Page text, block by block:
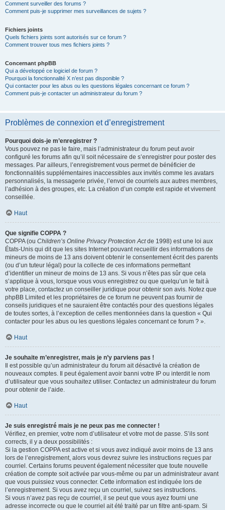
Comment surveiller des forums ?
Comment puis-je supprimer mes surveillances de sujets ?
Fichiers joints
Quels fichiers joints sont autorisés sur ce forum ?
Comment trouver tous mes fichiers joints ?
Concernant phpBB
Qui a développé ce logiciel de forum ?
Pourquoi la fonctionnalité X n’est pas disponible ?
Qui contacter pour les abus ou les questions légales concernant ce forum ?
Comment puis-je contacter un administrateur du forum ?
Problèmes de connexion et d’enregistrement
Pourquoi dois-je m’enregistrer ?
Vous pouvez ne pas le faire, mais l’administrateur du forum peut avoir
configuré les forums afin qu’il soit nécessaire de s’enregistrer pour poster des
messages. Par ailleurs, l’enregistrement vous permet de bénéficier de
fonctionnalités supplémentaires inaccessibles aux invités comme les avatars
personnalisés, la messagerie privée, l’envoi de courriels aux autres membres,
l’adhésion à des groupes, etc. La création d’un compte est rapide et vivement
conseillée.
Haut
Que signifie COPPA ?
COPPA (ou Children’s Online Privacy Protection Actde 1998) est une loi aux
États-Unis qui dit que les sites Internet pouvant recueillir des informations de
mineurs de moins de 13 ans doivent obtenir le consentement écrit des parents
(ou d’un tuteur légal) pour la collecte de ces informations permettant
d’identifier un mineur de moins de 13 ans. Si vous n’êtes pas sûr que cela
s’applique à vous, lorsque vous vous enregistrez ou que quelqu’un le fait à
votre place, contactez un conseiller juridique pour obtenir son avis. Notez que
phpBB Limited et les propriétaires de ce forum ne peuvent pas fournir de
conseils juridiques et ne sauraient être contactés pour des questions légales
de toutes sortes, à l’exception de celles mentionnées dans la question « Qui
contacter pour les abus ou les questions légales concernant ce forum ? ».
Haut
Je souhaite m’enregistrer, mais je n’y parviens pas !
Il est possible qu’un administrateur du forum ait désactivé la création de
nouveaux comptes. Il peut également avoir banni votre IP ou interdit le nom
d’utilisateur que vous souhaitez utiliser. Contactez un administrateur du forum
pour obtenir de l’aide.
Haut
Je suis enregistré mais je ne peux pas me connecter !
Vérifiez, en premier, votre nom d’utilisateur et votre mot de passe. S’ils sont
corrects, il y a deux possibilités :
Si la gestion COPPA est active et si vous avez indiqué avoir moins de 13 ans
lors de l’enregistrement, alors vous devrez suivre les instructions reçues par
courriel. Certains forums peuvent également nécessiter que toute nouvelle
création de compte soit activée par vous-même ou par un administrateur avant
que vous puissiez vous connecter. Cette information est indiquée lors de
l’enregistrement. Si vous avez reçu un courriel, suivez ses instructions.
Si vous n’avez pas reçu de courriel, il se peut que vous ayez fourni une
adresse incorrecte ou que le courriel ait été traité par un filtre anti-spam. Si